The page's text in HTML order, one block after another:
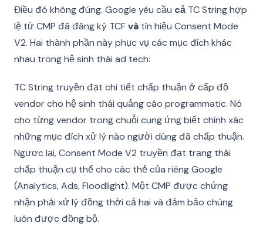
Điều đó không đúng. Google yêu cầu cả TC String hợp
lệ từ CMP đã đăng ký TCFvà tín hiệu Consent Mode
V2. Hai thành phần này phục vụ các mục đích khác
nhau trong hệ sinh thái ad tech:
TC String truyền đạt chi tiết chấp thuận ở cấp độ
vendor cho hệ sinh thái quảng cáo programmatic. Nó
cho từng vendor trong chuỗi cung ứng biết chính xác
những mục đích xử lý nào người dùng đã chấp thuận.
Ngược lại, Consent Mode V2 truyền đạt trạng thái
chấp thuận cụ thể cho các thẻ của riêng Google
(Analytics, Ads, Floodlight). Một CMP được chứng
nhận phải xử lý đồng thời cả hai và đảm bảo chúng
luôn được đồng bộ.